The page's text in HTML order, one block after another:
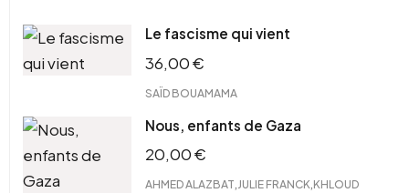
Le fascisme qui vient
36,00€
SAÏD BOUAMAMA
Nous, enfants de Gaza
20,00€
AHMED ALAZBAT JULIE FRANCK KHLOUD